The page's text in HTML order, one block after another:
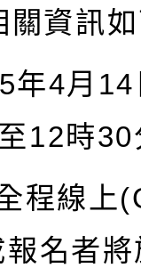
關資訊
年4月 14
12時30
程線上
名者將